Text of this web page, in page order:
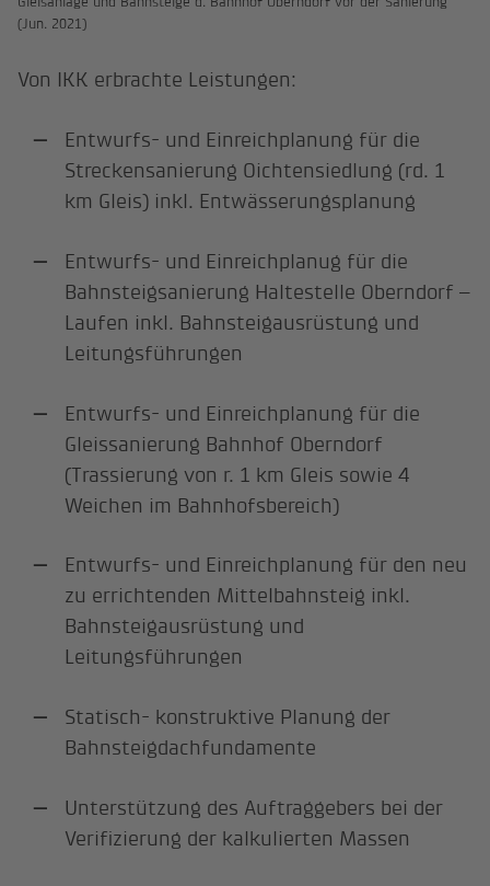
(Jun. 2021)
Von IKK erbrachte Leistungen:
Entwurfs- und Einreichplanung für die
Streckensanierung Oichtensiedlung (rd. 1
km Gleis) inkl. Entwässerungsplanung
Entwurfs- und Einreichplanug für die
Bahnsteigsanierung Haltestelle Oberndorf –
Laufen inkl. Bahnsteigausrüstung und
Leitungsführungen
Entwurfs- und Einreichplanung für die
Gleissanierung Bahnhof Oberndorf
(Trassierung von r. 1 km Gleis sowie 4
Weichen im Bahnhofsbereich)
Entwurfs- und Einreichplanung für den neu
zu errichtenden Mittelbahnsteig inkl.
Bahnsteigausrüstung und
Leitungsführungen
Statisch- konstruktive Planung der
Bahnsteigdachfundamente
Unterstützung des Auftraggebers bei der
Verifizierung der kalkulierten Massen